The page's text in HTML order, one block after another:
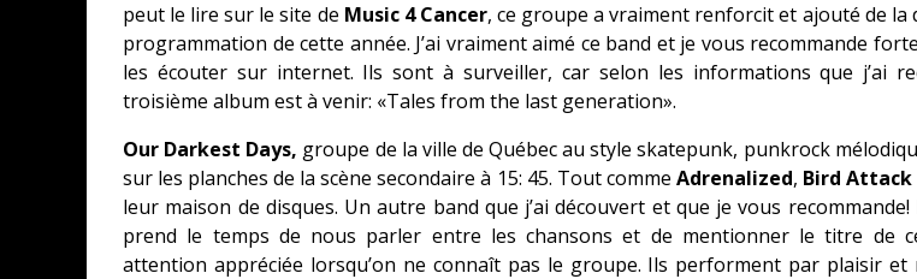
peut le lire sur le site de Music 4 Cancer, ce groupe a vraiment renforcit et ajouté de la
programmation de cette année. J’ai vraiment aimé ce band et je vous recommande
les écouter sur internet. Ils sont à surveiller, car selon les informations que j’ai
troisième album est à venir: «Tales from the last generation».
Our Darkest Days, groupe de la ville de Québec au style skatepunk, punkrock
sur les planches de la scène secondaire à 15: 45. Tout comme Adrenalized, Bird Attack
leur maison de disques. Un autre band que j’ai découvert et que je vous
prend le temps de nous parler entre les chansons et de mentionner le titre de
attention appréciée lorsqu’on ne connaît pas le groupe. Ils performent par plaisir